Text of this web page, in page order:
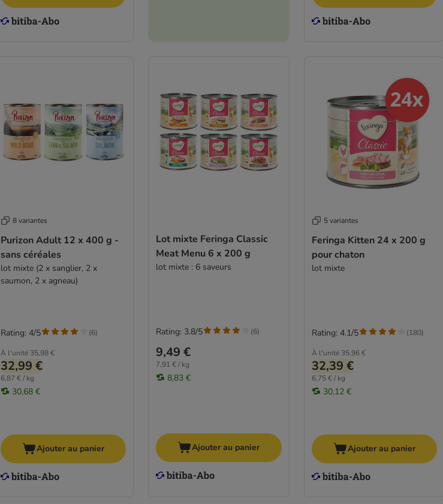
8 variantes
Purizon Adult 12 x 400 g -
sans céréales
lot mixte (2 x sanglier, 2 x
saumon, 2 x agneau)
À l'unité 35,98 €
32,99 €
6,87 € / kg
30,68 €
Rating: 4/5 (6)
Ajouter au panier
Lot mixte Feringa Classic
Meat Menu 6 x 200 g
lot mixte : 6 saveurs
9,49 €
7,91 € / kg
8,83 €
Rating: 3.8/5 (6)
Ajouter au panier
5 variantes
Feringa Kitten 24 x 200 g
pour chaton
lot mixte
À l'unité 35,96 €
32,39 €
6,75 € / kg
30,12 €
Rating: 4.1/5 (180)
Ajouter au panier